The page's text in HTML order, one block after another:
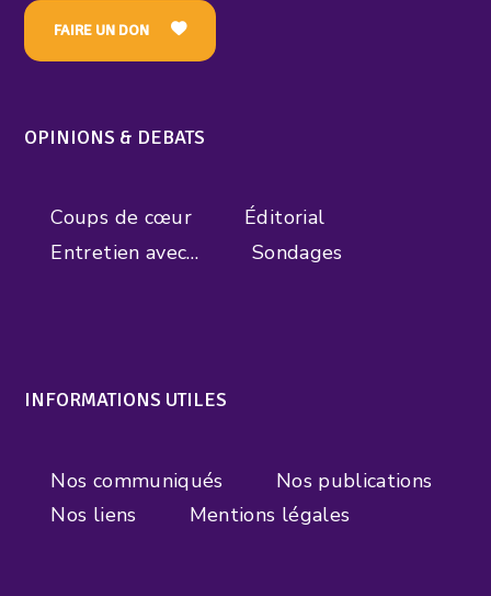
FAIRE UN DON
OPINIONS & DEBATS
Coups de cœur
Éditorial
Entretien avec…
Sondages
INFORMATIONS UTILES
Nos communiqués
Nos publications
Nos liens
Mentions légales